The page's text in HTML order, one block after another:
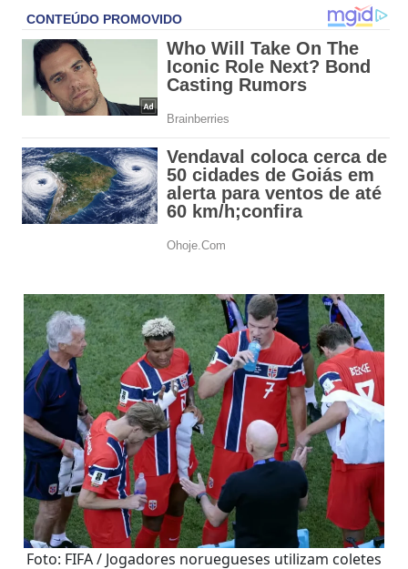
Foto: FIFA / Jogadores noruegueses utilizam coletes